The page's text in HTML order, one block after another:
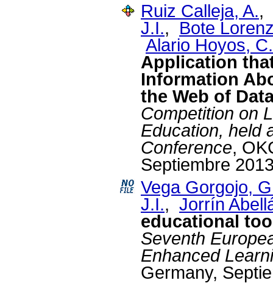
Ruiz Calleja, A.,
J.I., Bote
Alario Hoyos, C.
Application
Information
the Web of
Competition on
Education, held
Conference,
Septiembre
Vega Gorgojo,
J.I., Jorrín
educational
Seventh
Enhanced
Germany,